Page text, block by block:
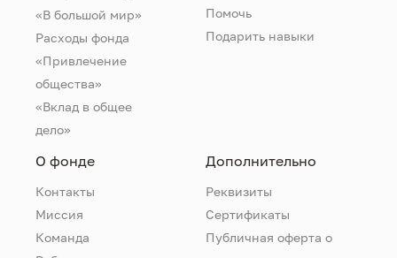
«В большой мир»
Расходы фонда
«Привлечение
общества»
«Вклад в общее
дело»
Помочь
Подарить навыки
О фонде
Контакты
Миссия
Команда
Дополнительно
Реквизиты
Сертификаты
Публичная оферта о